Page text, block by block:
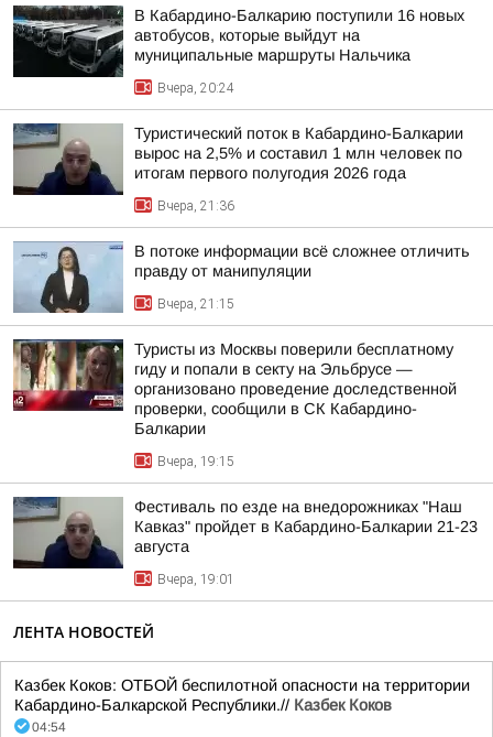
В Кабардино-Балкарию поступили 16 новых
автобусов, которые выйдут на
муниципальные маршруты Нальчика
Вчера, 20:24
Туристический поток в Кабардино-Балкарии
вырос на 2,5% и составил 1 млн человек по
итогам первого полугодия 2026 года
Вчера, 21:36
В потоке информации всё сложнее отличить
правду от манипуляции
Вчера, 21:15
Туристы из Москвы поверили бесплатному
гиду и попали в секту на Эльбрусе —
организовано проведение доследственной
проверки, сообщили в СК Кабардино-
Балкарии
Вчера, 19:15
Фестиваль по езде на внедорожниках "Наш
Кавказ" пройдет в Кабардино-Балкарии 21-23
августа
Вчера, 19:01
ЛЕНТА НОВОСТЕЙ
Казбек Коков: ОТБОЙ беспилотной опасности на территории
Кабардино-Балкарской Республики.// Казбек Коков
04:54